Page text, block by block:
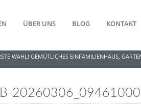
ÜBER UNS BLOG KONTAKT
WAHL! GEMÜTLICHES EINFAMILIENHAUS,